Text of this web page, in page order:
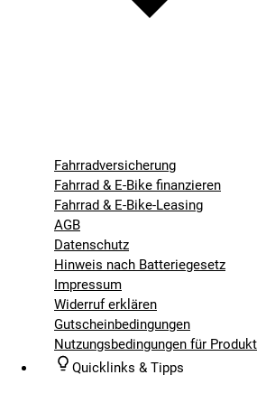
Fahrradversicherung
Fahrrad & E-Bike finanzieren
Fahrrad & E-Bike-Leasing
AGB
Datenschutz
Hinweis nach Batteriegesetz
Impressum
Widerruf erklären
Gutscheinbedingungen
Nutzungsbedingungen für
Quicklinks & Tipps